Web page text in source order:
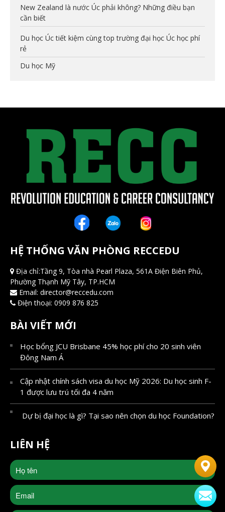
New Zealand là nước Úc phải không? Những điều bạn
cần biết
Du học Úc tiết kiệm cùng top trường đại học Úc học phí
rẻ
Du học Mỹ
HỆ THỐNG VĂN PHÒNG RECCEDU
Địa chỉ:Tầng 9, Tòa nhà Pearl Plaza, 561A Điện Biên Phủ,
Phường Thạnh Mỹ Tây, TP.HCM
Email: director@reccedu.com
Điện thoại: 0909 876 825
BÀI VIẾT MỚI
Học bổng JCU Brisbane 45% học phí cho 20 sinh viên
Đông Nam Á
Cập nhật chính sách visa du học Mỹ 2026: Du học sinh F-
1 được lưu trú tối đa 4 năm
Dự bị đại học là gì? Tại sao nên chọn du học Foundation?
LIÊN HỆ